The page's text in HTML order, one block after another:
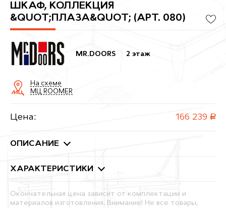
ШКАФ, КОЛЛЕКЦИЯ
&QUOT;ПЛАЗА&QUOT; (АРТ. 080)
MR.DOORS 2 этаж
На схеме
МЦ ROOMER
Цена: 166 239 руб.
ОПИСАНИЕ
ХАРАКТЕРИСТИКИ
Окончательная цена зависит от комплектации и
материалов изготовления. Внимание! Не все товары,